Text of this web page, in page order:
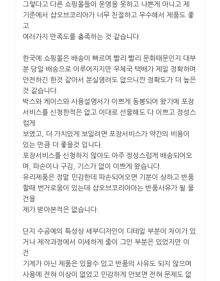
그렇다고 다른 쇼핑몰들이 운영을 못하고 나쁜게 아니고 제
기준에서 샵오브코리아가 너무 친절하고 우수해서 제품도 좋
고
여러가지 만족도를 충족하는 것 같습니다.
한국에 쇼핑몰은 배송이 빠르며 빨리 빨리 문화때문인지 대부
분 당일 배송으로 이루어지지만 우체국 택배가 제일 정확하며
안전하긴 한것 같아서 분실염려도 없으니깐 정확도가 더 높은
것 같습니다.
박스와 케이스와 사용설명서가 이쁘게 동봉되어 왔기에 포장
서비스를 신청한적은 없고 이대로 선물해도 다 이쁘고 정성스
럽게
보였고, 더 가치있게 보일려면 포장서비스가 약간의 비용이
있는 만큼 더 좋을것 입니다.
포장서비스를 신청하지 않아도 아주 정성스럽게 배송되어오
며, 파손이나 구김, 기스가 없이 이쁘게 왔습니다.
유리제품은 정말 민감한데 파손되어오면 기분이 상하고 반품
할때 번거로움이 있는데 샵오브코리아아는 반품사유가 될 물
건을
제가 받아본적은 없습니다.
단지 수공예의 특성상 세부디자인이 디테일 부분이 차이가 있
거나 제작과정에서 미세하게 줄이 그인 부분은 있었지만 이
건
기계가 아닌 제품은 있을수 있고 반품의 사유도 되지 않으며
사용에 전혀 이상이 없었고 민감하게 안보면 전혀 문제도 없